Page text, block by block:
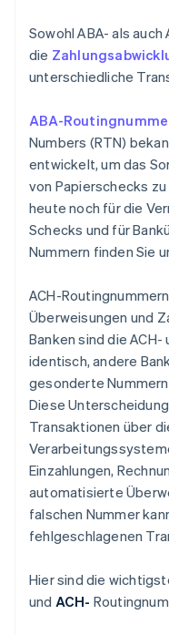
Sowohl ABA- als
die
unterschiedliche
ABA-
Numbers (RTN)
entwickelt, um das
von Papierschecks
heute noch für die
Schecks und für
Nummern finden Sie
ACH-
Überweisungen und
Banken sind die
identisch, andere
gesonderte
Diese
Transaktionen über
Einzahlungen,
automatisierte
falschen Nummer
fehlgeschlagenen
Hier sind die
und ACH-